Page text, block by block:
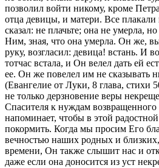
позволил войти никому, кроме
отца девицы, и матери. Все
сказал: не плачьте; она не умерла,
Ним, зная, что она умерла. Он же,
руку, возгласил: девица! встань. И
тотчас встала, и Он велел дать ей
ее. Он же повелел им не сказывать
(Евангелие от Луки, 8 глава, стихи
не только дерзновение веры
Спасителя к нуждам
напоминает, чтобы в этой
покормить. Когда мы просим Его
вечностью наших родных и
времени, Он также слышит нас и
даже если она доносится из уст